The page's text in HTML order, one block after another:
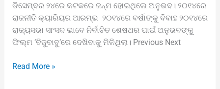
ଡିସେମ୍ବର ୨୪ରେ କଟକରେ ଜନ୍ମ ହୋଇଥିଲେ ଅନୁଭବ। ୨୦୧୪ରେ
ରାଜନୀତି କ୍ୟାରିୟର ଆରମ୍ଭ ୨୦୧୪ରେ ବର୍ଷାଙ୍କୁ ବିବାହ ୨୦୧୪ରେ
ରାଜ୍ୟସଭା ସାଂସଦ ଭାବେ ନିର୍ବାଚିତ ଶେଷଥର ପାଇଁ ଅନୁଭବଙ୍କୁ
ଫିଲ୍ମ ‘ବିଜୁବାବୁ’ରେ ଦେଖିବାକୁ ମିଳିଥିଲା। Previous Next
Read More »